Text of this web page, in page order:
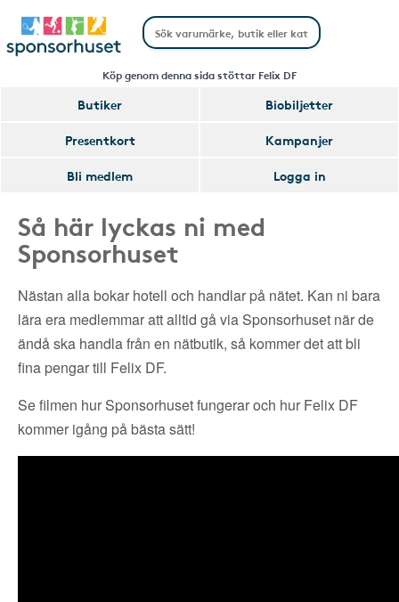
Köp genom denna sida stöttar Felix DF
Butiker
Biobiljetter
Presentkort
Kampanjer
Bli medlem
Logga in
Så här lyckas ni med
Sponsorhuset
Nästan alla bokar hotell och handlar på nätet. Kan ni bara
lära era medlemmar att alltid gå via Sponsorhuset när de
ändå ska handla från en nätbutik, så kommer det att bli
fina pengar till Felix DF.
Se filmen hur Sponsorhuset fungerar och hur Felix DF
kommer igång på bästa sätt!